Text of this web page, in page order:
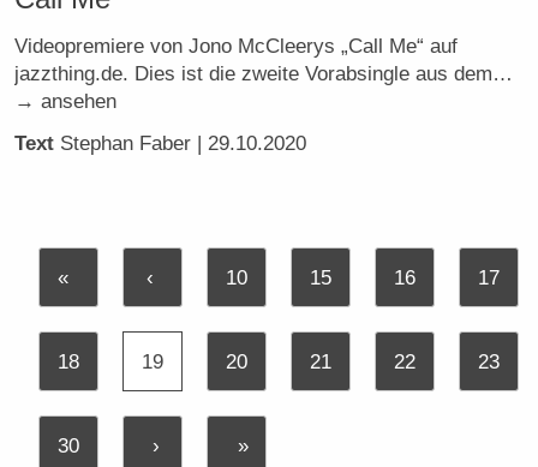
Videopremiere von Jono McCleerys „Call Me“ auf
jazzthing.de. Dies ist die zweite Vorabsingle aus dem…
→ ansehen
Text Stephan Faber | 29.10.2020
« ‹ 10 15 16 17
18 19 20 21 22 23
30 › »